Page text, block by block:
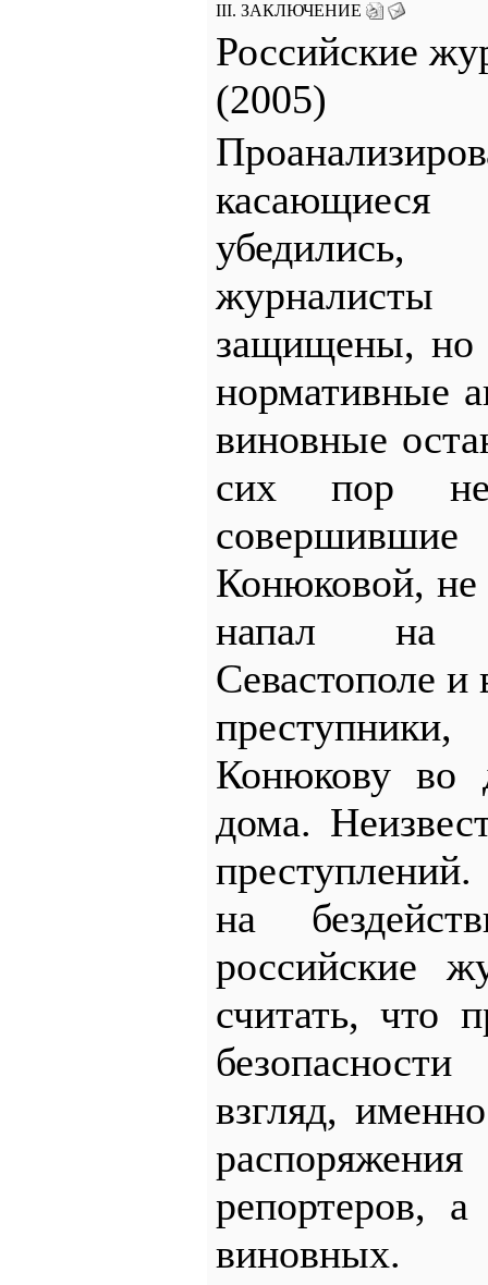
III. ЗАКЛЮЧЕНИЕ
Российские
(2005)
касающиеся
убедились,
защищены, но
нормативные
виновные
сих пор
совершившие
Конюковой, не
напал на
Севастополе
Конюкову во
дома.
на
российские
считать, что
взгляд,
репортеров,